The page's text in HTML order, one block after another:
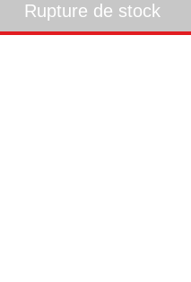
Rupture de stock